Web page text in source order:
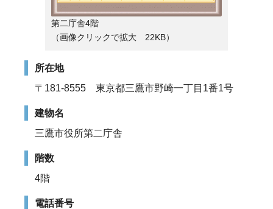
第二庁舎4階
（画像クリックで拡大 22KB）
所在地
〒181-8555 東京都三鷹市野崎一丁目1番1号
建物名
三鷹市役所第二庁舎
階数
4階
電話番号